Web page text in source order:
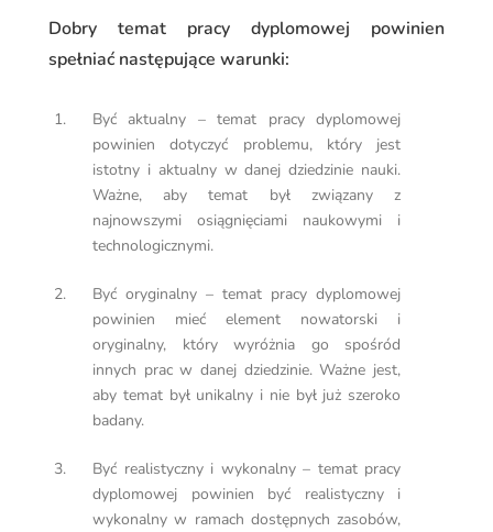
Dobry temat pracy dyplomowej powinien
spełniać następujące warunki:
Być aktualny – temat pracy dyplomowej
powinien dotyczyć problemu, który jest
istotny i aktualny w danej dziedzinie nauki.
Ważne, aby temat był związany z
najnowszymi osiągnięciami naukowymi i
technologicznymi.
Być oryginalny – temat pracy dyplomowej
powinien mieć element nowatorski i
oryginalny, który wyróżnia go spośród
innych prac w danej dziedzinie. Ważne jest,
aby temat był unikalny i nie był już szeroko
badany.
Być realistyczny i wykonalny – temat pracy
dyplomowej powinien być realistyczny i
wykonalny w ramach dostępnych zasobów,